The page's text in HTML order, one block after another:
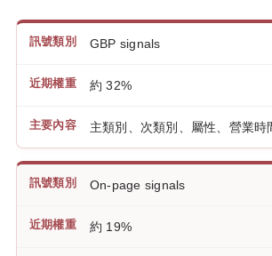
GBP signals
約 32%
主類別、次類別、屬性、營業時
On-page signals
約 19%